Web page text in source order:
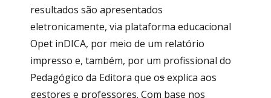
resultados são apresentados
eletronicamente, via plataforma educacional
Opet inDICA, por meio de um relatório
impresso e, também, por um profissional do
Pedagógico da Editora que osexplica aos
gestores e professores. Com base nos